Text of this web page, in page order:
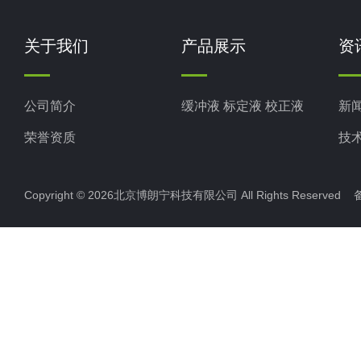
关于我们
公司简介
荣誉资质
产品展示
缓冲液 标定液 校正液
资
新
技
Copyright © 2026北京博朗宁科技有限公司 All Rights Reserved